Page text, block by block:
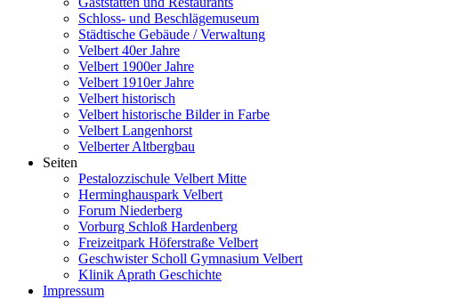
Schloss- und Beschlägemuseum
Städtische Gebäude / Verwaltung
Velbert 40er Jahre
Velbert 1900er Jahre
Velbert 1910er Jahre
Velbert historisch
Velbert historische Bilder in Farbe
Velbert Langenhorst
Velberter Altbergbau
Seiten
Pestalozzischule Velbert Mitte
Herminghauspark Velbert
Forum Niederberg
Vorburg Schloß Hardenberg
Freizeitpark Höferstraße Velbert
Geschwister Scholl Gymnasium Velbert
Klinik Aprath Geschichte
Impressum